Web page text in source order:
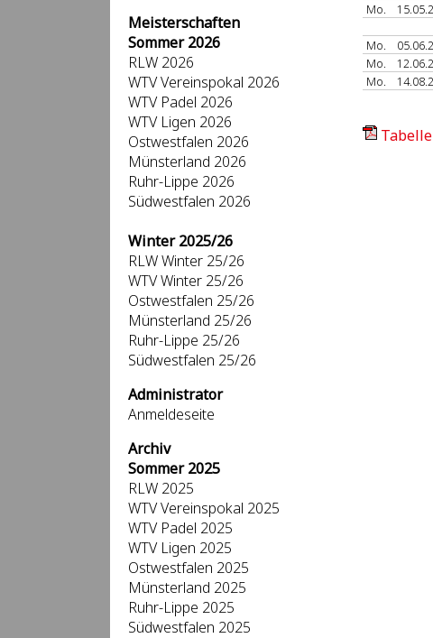
Meisterschaften
Sommer 2026
RLW 2026
WTV Vereinspokal 2026
WTV Padel 2026
WTV Ligen 2026
Ostwestfalen 2026
Münsterland 2026
Ruhr-Lippe 2026
Südwestfalen 2026
Winter 2025/26
RLW Winter 25/26
WTV Winter 25/26
Ostwestfalen 25/26
Münsterland 25/26
Ruhr-Lippe 25/26
Südwestfalen 25/26
Administrator
Anmeldeseite
Archiv
Sommer 2025
RLW 2025
WTV Vereinspokal 2025
WTV Padel 2025
WTV Ligen 2025
Ostwestfalen 2025
Münsterland 2025
Ruhr-Lippe 2025
Südwestfalen 2025
Mo.
Mo.
Mo.
Mo.